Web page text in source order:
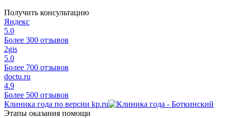
Получить консультацию
Яндекс
5.0
Более 300 отзывов
2gis
5.0
Более 700 отзывов
doctu.ru
4.9
Более 500 отзывов
Клиника года по версии kp.ru
Этапы оказания помощи